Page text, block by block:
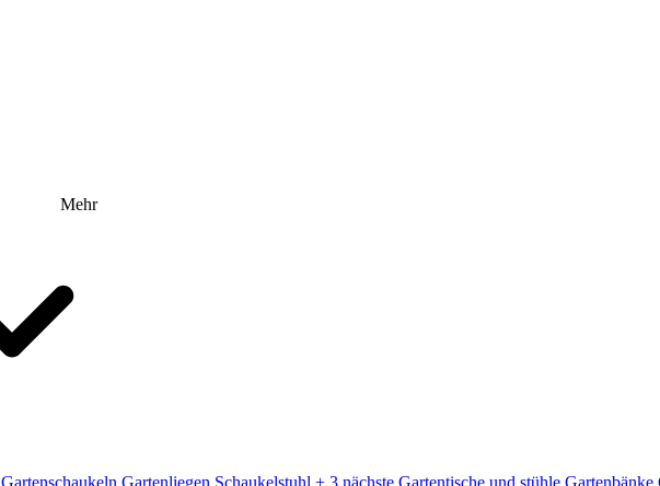
Mehr
Gartenschaukeln Gartenliegen Schaukelstuhl + 3 nächste Gartentische und stühle Gartenbänke